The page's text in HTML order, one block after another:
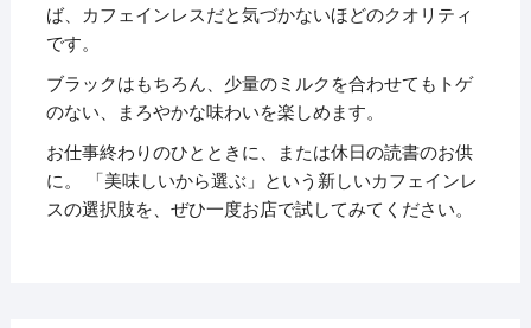
ば、カフェインレスだと気づかないほどのクオリティ
です。
ブラックはもちろん、少量のミルクを合わせてもトゲ
のない、まろやかな味わいを楽しめます。
お仕事終わりのひとときに、または休日の読書のお供
に。 「美味しいから選ぶ」という新しいカフェインレ
スの選択肢を、ぜひ一度お店で試してみてください。